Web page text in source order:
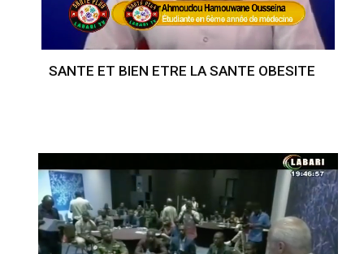
SANTE ET BIEN ETRE LA SANTE OBESITE